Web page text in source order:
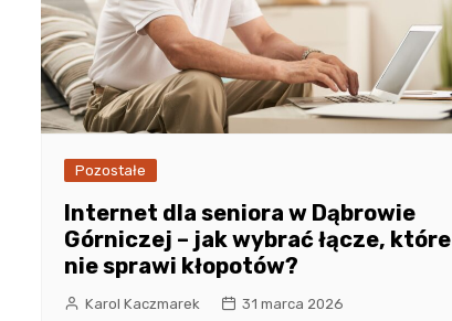
Pozostałe
Internet dla seniora w Dąbrowie
Górniczej – jak wybrać łącze, które
nie sprawi kłopotów?
Karol Kaczmarek 31 marca 2026